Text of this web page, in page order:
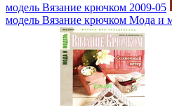
модель Вязание крючком 2009-05
модель Вязание крючком Мода и